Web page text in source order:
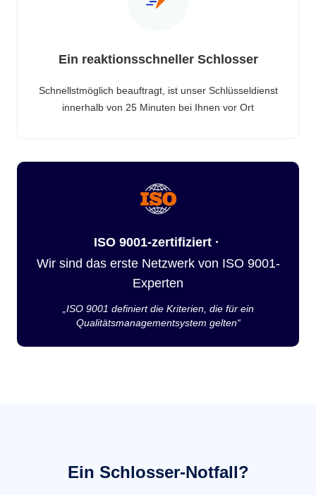
Ein reaktionsschneller Schlosser
Schnellstmöglich beauftragt, ist unser Schlüsseldienst
innerhalb von 25 Minuten bei Ihnen vor Ort
ISO 9001-zertifiziert ·
Wir sind das erste Netzwerk von ISO 9001-
Experten
„ISO 9001 definiert die Kriterien, die für ein
Qualitätsmanagementsystem gelten“
Ein Schlosser-Notfall?